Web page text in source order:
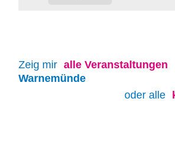
Zeig mir alle Veranstaltungen
Warnemünde
oder alle